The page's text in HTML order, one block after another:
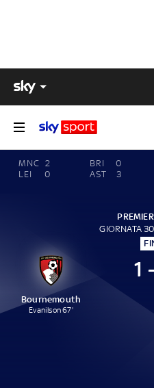
MNC 2
LEI
0
BRI
0
AST
3
GIORNATA
Bournemouth
Evanilson 67'
1